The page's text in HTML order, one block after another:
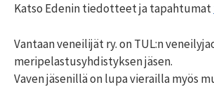
Katso Edenin tiedotteet ja tapahtumat
Vantaan veneilijät ry. on TUL:n
meripelastusyhdistyksen jäsen.
Vaven jäsenillä on lupa vierailla myös